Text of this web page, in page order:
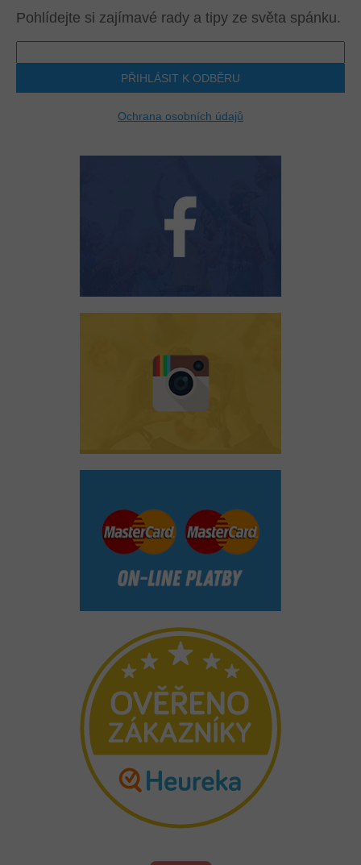
Pohlídejte si zajímavé rady a tipy ze světa spánku.
PŘIHLÁSIT K ODBĚRU
Ochrana osobních údajů